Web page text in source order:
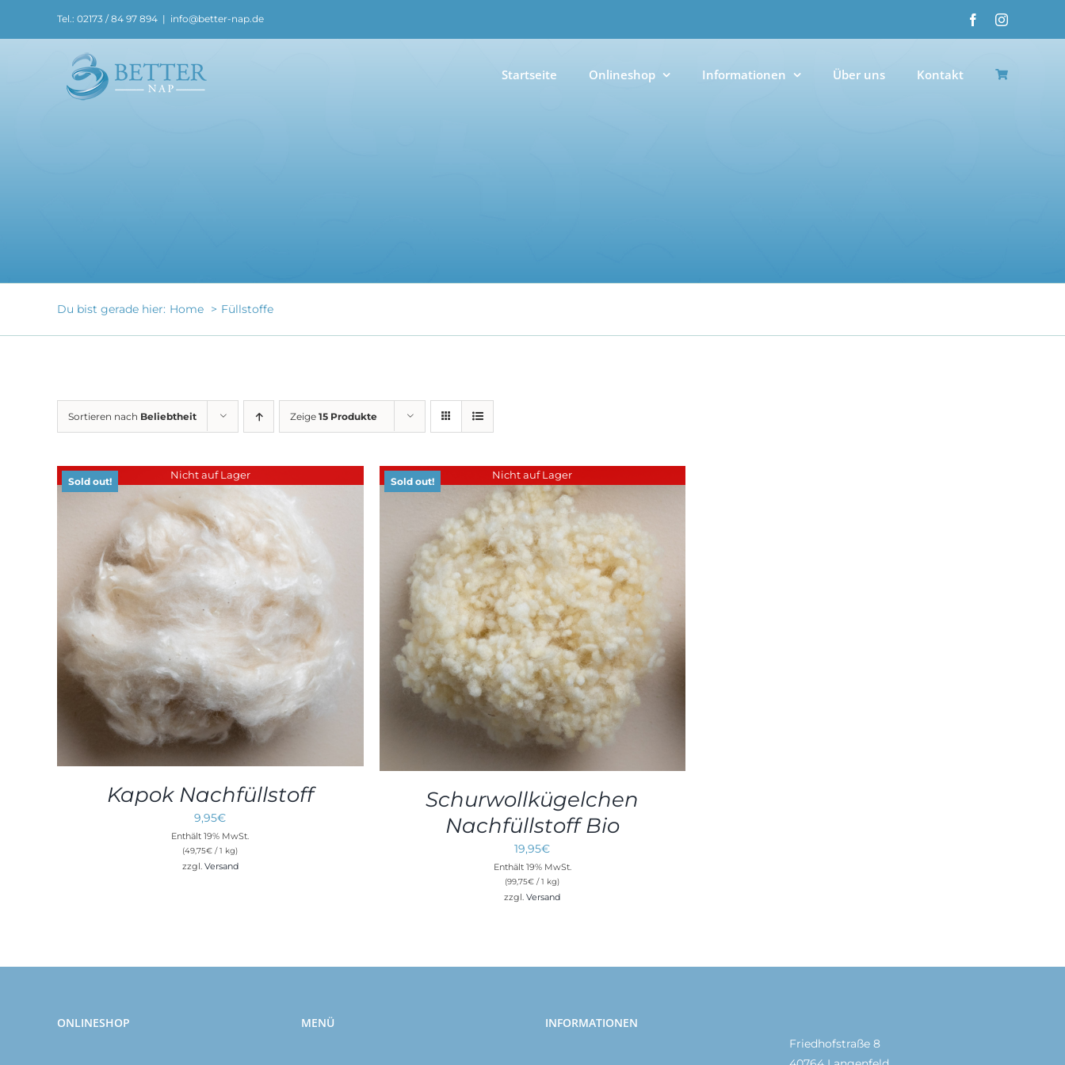
Tel.: 02173 / 84 97 894 | info@better-nap.de FacebookInstagram
Startseite Onlineshop Informationen Über uns Kontakt
Du bist gerade hier: Home Füllstoffe
Sortieren nach Beliebtheit Zeige 15 Produkte
Nicht auf Lager
Sold out!
Kapok Nachfüllstoff
9,95€
Enthält 19% MwSt.
(49,75€ / 1 kg)
zzgl. Versand
Nicht auf Lager
Sold out!
DETAILS
Schurwollkügelchen
Nachfüllstoff Bio
19,95€
Enthält 19% MwSt.
(99,75€ / 1 kg)
zzgl.Versand
ONLINESHOP MENÜ INFORMATIONEN
Friedhofstraße 8